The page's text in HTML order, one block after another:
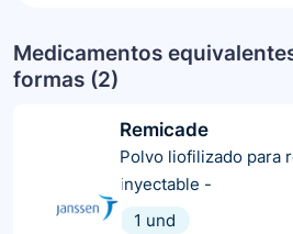
Medicamentos
formas (2)
Remicade
Polvo liofilizado para
inyectable -
1 und